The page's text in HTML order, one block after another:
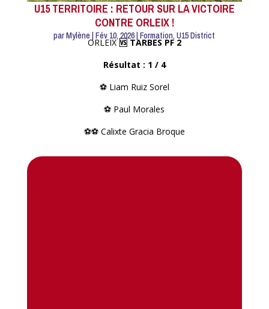
U15 TERRITOIRE : RETOUR SUR LA VICTOIRE
CONTRE ORLEIX !
parMylène |Fév 10, 2026|Formation,U15 District
ORLEIX🆚 TARBES PF 2
Résultat : 1 / 4
⚽️ Liam Ruiz Sorel
⚽️ Paul Morales
⚽️⚽️ Calixte Gracia Broque